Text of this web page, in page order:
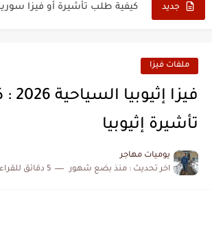
جديد
تأشيرة أو جزر ماريانا الشمالية
تأشيرة أو فيزا أفغانستان السياحية
ملفات فيزا
تأشيرة إثيوبيا
يوميات مهاجر
اخر تحديث : منذ بضع شهور 5 دقائق للقراءة